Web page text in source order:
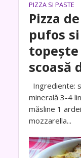
PIZZA SI PASTE
Pizza
pufos
scoasă
Ingrediente:
minerală 3-4
măsline 1
mozzarella...